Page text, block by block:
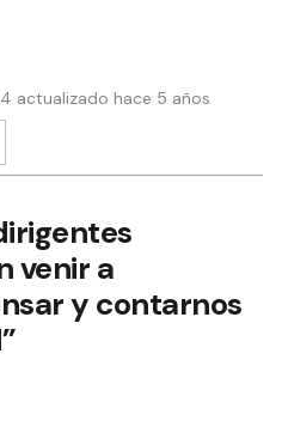
actualizado hace 5 años
venir a
y contarnos